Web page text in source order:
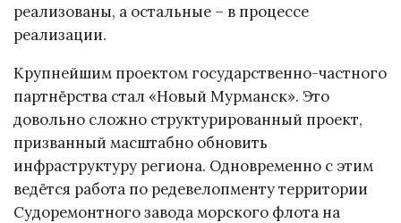
реализованы, а остальные – в процессе
реализации.
Крупнейшим проектом государственно-частного
партнёрства стал «Новый Мурманск». Это
довольно сложно структурированный проект,
призванный масштабно обновить
инфраструктуру региона. Одновременно с этим
ведётся работа по редевелопменту территории
Судоремонтного завода морского флота на